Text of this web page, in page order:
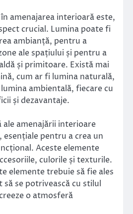
amenajarea interioară este,
crucial. Lumina poate fi
ambianță, pentru a
ale spațiului și pentru a
și primitoare. Există mai
cum ar fi lumina naturală,
ambientală, fiecare cu
și dezavantaje.
ale amenajării interioare
esențiale pentru a crea un
Aceste elemente
culorile și texturile.
elemente trebuie să fie ales
se potrivească cu stilul
o atmosferă